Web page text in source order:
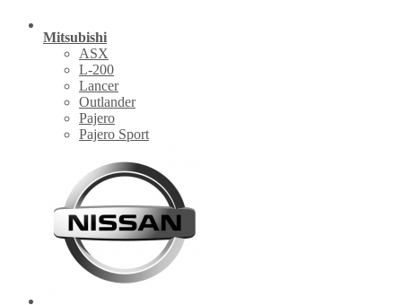
Mitsubishi
ASX
L-200
Lancer
Outlander
Pajero
Pajero Sport